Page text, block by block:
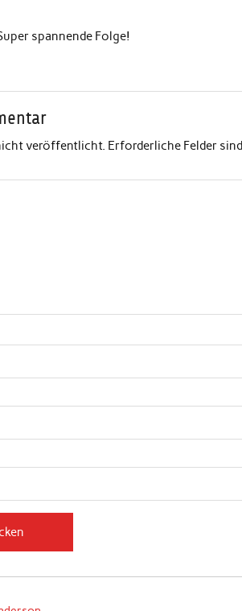
spannende Folge!
veröffentlicht. Erforderliche Felder